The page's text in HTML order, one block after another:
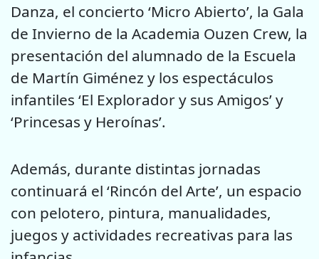
Danza, el concierto ‘Micro Abierto’, la Gala
de Invierno de la Academia Ouzen Crew, la
presentación del alumnado de la Escuela
de Martín Giménez y los espectáculos
infantiles ‘El Explorador y sus Amigos’ y
‘Princesas y Heroínas’.
Además, durante distintas jornadas
continuará el ‘Rincón del Arte’, un espacio
con pelotero, pintura, manualidades,
juegos y actividades recreativas para las